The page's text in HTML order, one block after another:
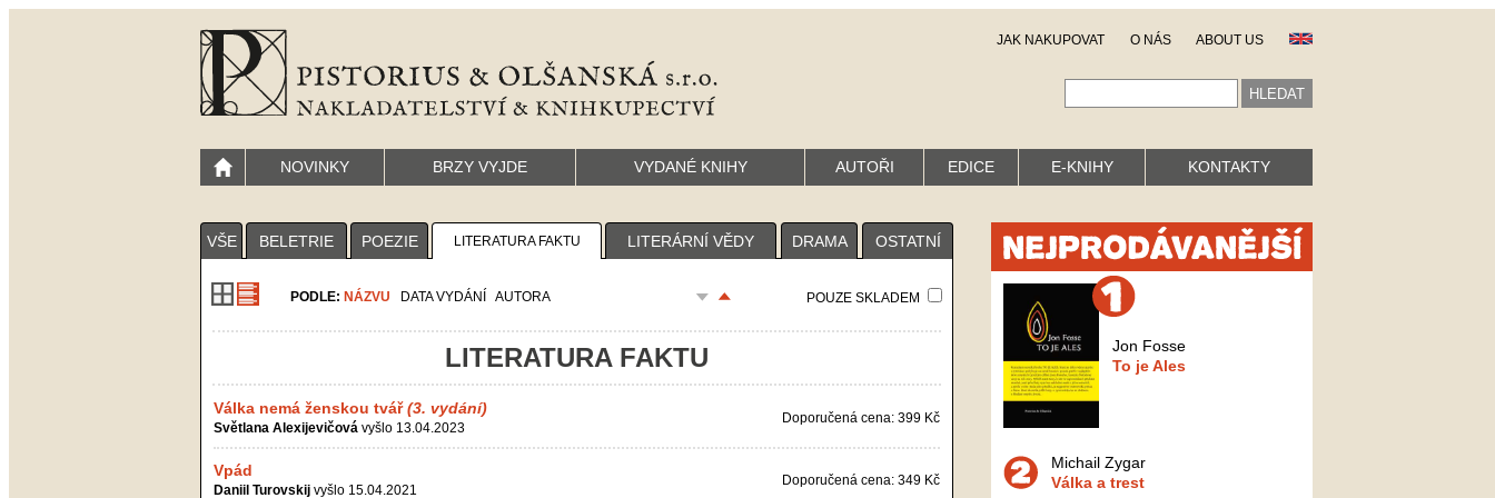
JAK NAKUPOVAT O NÁS ABOUT US
NOVINKY BRZY VYJDE VYDANÉ KNIHY AUTOŘI EDICE E-KNIHY KONTAKTY
VŠE BELETRIE POEZIE LITERATURA FAKTU LITERÁRNÍ VĚDY DRAMA OSTATNÍ
PODLE: NÁZVU DATA VYDÁNÍ AUTORA POUZE SKLADEM
LITERATURA FAKTU
Válka nemá ženskou tvář(3. vydání)
Světlana Alexijevičová vyšlo 13.04.2023
Doporučená cena: 399 Kč
Vpád
Daniil Turovskij vyšlo 15.04.2021
Doporučená cena: 349 Kč
Jon Fosse
To je Ales
Michail Zygar
Válka a trest